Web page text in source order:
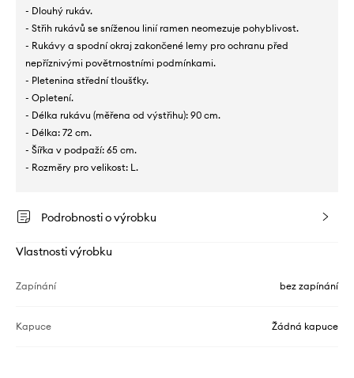
- Dlouhý rukáv.
- Střih rukávů se sníženou linií ramen neomezuje pohyblivost.
- Rukávy a spodní okraj zakončené lemy pro ochranu před
nepříznivými povětrnostními podmínkami.
- Pletenina střední tloušťky.
- Opletení.
- Délka rukávu (měřena od výstřihu): 90 cm.
- Délka: 72 cm.
- Šířka v podpaží: 65 cm.
- Rozměry pro velikost: L.
Podrobnosti o výrobku
Vlastnosti výrobku
Zapínání bez zapínání
Kapuce Žádná kapuce